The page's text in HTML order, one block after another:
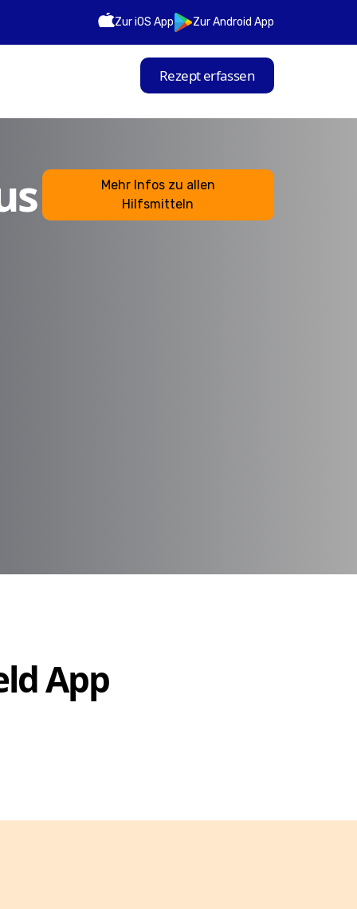
Zur iOS App Zur Android App
Rezept erfassen
Mehr Infos zu allen
Hilfsmitteln
App